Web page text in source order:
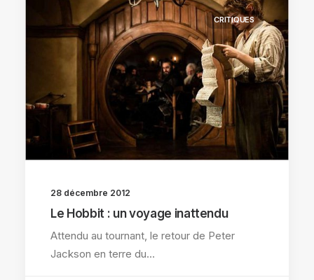
CRITIQUES
28 décembre 2012
Le Hobbit : un voyage inattendu
Attendu au tournant, le retour de Peter
Jackson en terre du…